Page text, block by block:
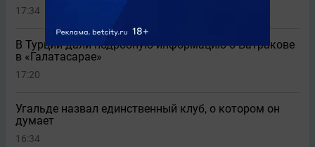
17:34
В Турции дали подробную информацию о Батракове
в «Галатасарае»
17:20
Угальде назвал единственный клуб, о котором он
думает
16:34